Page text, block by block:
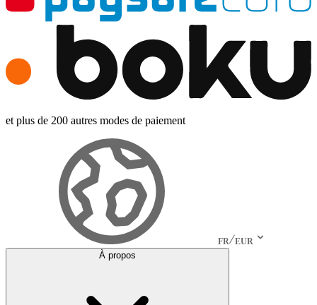
et plus de 200 autres modes de paiement
FR EUR
À propos